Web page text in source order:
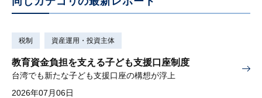
税制 資産運用・投資主体
教育資金負担を支える子ども支援口座制度
台湾でも新たな子ども支援口座の構想が浮上
2026年07月06日